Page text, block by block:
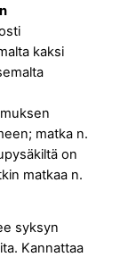
kaksi
matka n.
on
matkaa n.
syksyn
Kannattaa